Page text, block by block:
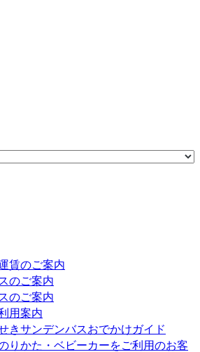
賃のご案内
のご案内
のご案内
用案内
きサンデンバスおでかけガイド
りかた・ベビーカーをご利用のお客